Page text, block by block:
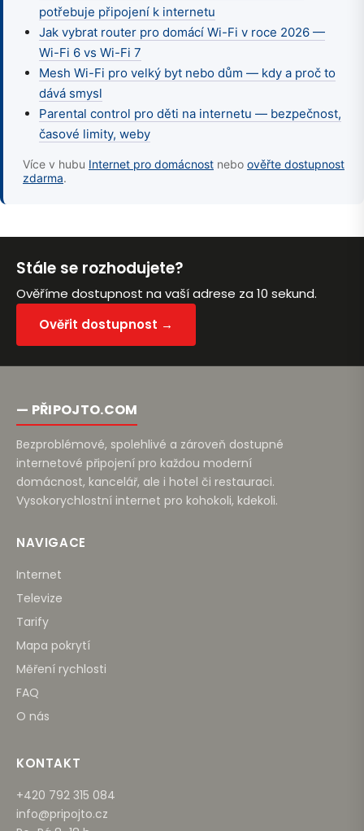
potřebuje připojení k internetu
Jak vybrat router pro domácí Wi-Fi v roce 2026 —
Wi-Fi 6 vs Wi-Fi 7
Mesh Wi-Fi pro velký byt nebo dům — kdy a proč to
dává smysl
Parental control pro děti na internetu — bezpečnost,
časové limity, weby
Více v hubu Internet pro domácnost nebo ověřte dostupnost
zdarma.
Stále se rozhodujete?
Ověříme dostupnost na vaší adrese za 10 sekund.
Ověřit dostupnost →
— PŘIPOJTO.COM
Bezproblémové, spolehlivé a zároveň dostupné
internetové připojení pro každou moderní
domácnost, kancelář, ale i hotel či restauraci.
Vysokorychlostní internet pro kohokoli, kdekoli.
NAVIGACE
Internet
Televize
Tarify
Mapa pokrytí
Měření rychlosti
FAQ
O nás
KONTAKT
+420 792 315 084
info@pripojto.cz